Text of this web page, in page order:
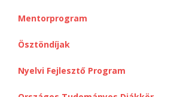
Mentorprogram
Ösztöndíjak
Nyelvi Fejlesztő Program